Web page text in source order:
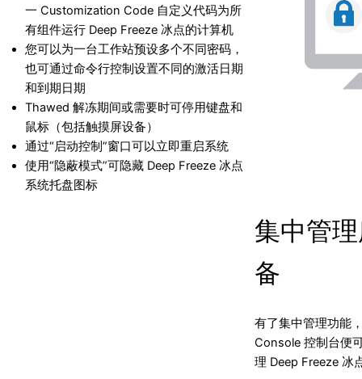
一 Customization Code 自定义代码为所
有组件运行 Deep Freeze 冰点的计算机
您可以为一台工作站预设多个不同密码，
也可通过命令行控制设置不同的激活日期
和到期日期
Thawed 解冻期间或需要时可停用键盘和
鼠标（包括触摸屏设备）
通过“启动控制”窗口可以立即重启系统
使用“隐蔽模式”可隐藏 Deep Freeze 冰点
系统托盘图标
集中管
备
有了集中管理功能
Console 控制台便
理 Deep Freeze 冰